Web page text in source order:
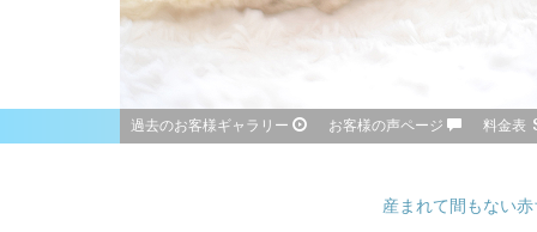
過去のお客様ギャラリー お客様の声ページ 料金表
産まれて間もない